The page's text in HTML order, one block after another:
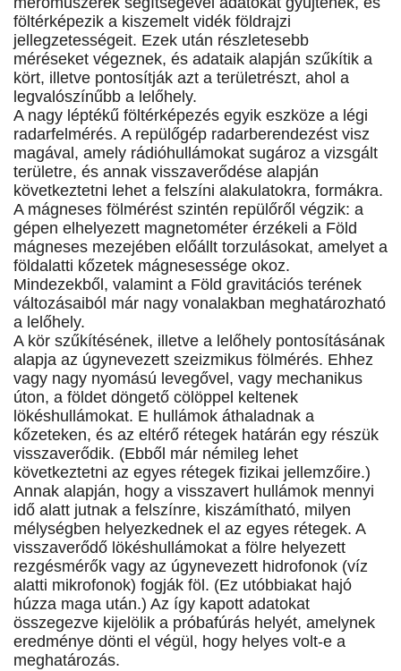
föltérképezik a kiszemelt vidék földrajzi
jellegzetességeit. Ezek után részletesebb
méréseket végeznek, és adataik alapján szűkítik a
kört, illetve pontosítják azt a területrészt, ahol a
legvalószínűbb a lelőhely.
A nagy léptékű föltérképezés egyik eszköze a légi
radarfelmérés. A repülőgép radarberendezést visz
magával, amely rádióhullámokat sugároz a vizsgált
területre, és annak visszaverődése alapján
következtetni lehet a felszíni alakulatokra, formákra.
A mágneses fölmérést szintén repülőről végzik: a
gépen elhelyezett magnetométer érzékeli a Föld
mágneses mezejében előállt torzulásokat, amelyet a
földalatti kőzetek mágnesessége okoz.
Mindezekből, valamint a Föld gravitációs terének
változásaiból már nagy vonalakban meghatározható
a lelőhely.
A kör szűkítésének, illetve a lelőhely pontosításának
alapja az úgynevezett szeizmikus fölmérés. Ehhez
vagy nagy nyomású levegővel, vagy mechanikus
úton, a földet döngető cölöppel keltenek
lökéshullámokat. E hullámok áthaladnak a
kőzeteken, és az eltérő rétegek határán egy részük
visszaverődik. (Ebből már némileg lehet
következtetni az egyes rétegek fizikai jellemzőire.)
Annak alapján, hogy a visszavert hullámok mennyi
idő alatt jutnak a felszínre, kiszámítható, milyen
mélységben helyezkednek el az egyes rétegek. A
visszaverődő lökéshullámokat a fölre helyezett
rezgésmérők vagy az úgynevezett hidrofonok (víz
alatti mikrofonok) fogják föl. (Ez utóbbiakat hajó
húzza maga után.) Az így kapott adatokat
összegezve kijelölik a próbafúrás helyét, amelynek
eredménye dönti el végül, hogy helyes volt-e a
meghatározás.